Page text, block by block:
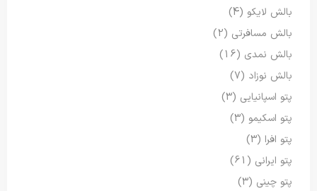
بالش لایکو (4)
بالش مسافرتی (2)
بالش نمدی (16)
بالش نوزاد (7)
پتو اسپانیایی (3)
پتو اسکیمو (3)
پتو افرا (3)
پتو ایرانی (61)
پتو چینی (3)